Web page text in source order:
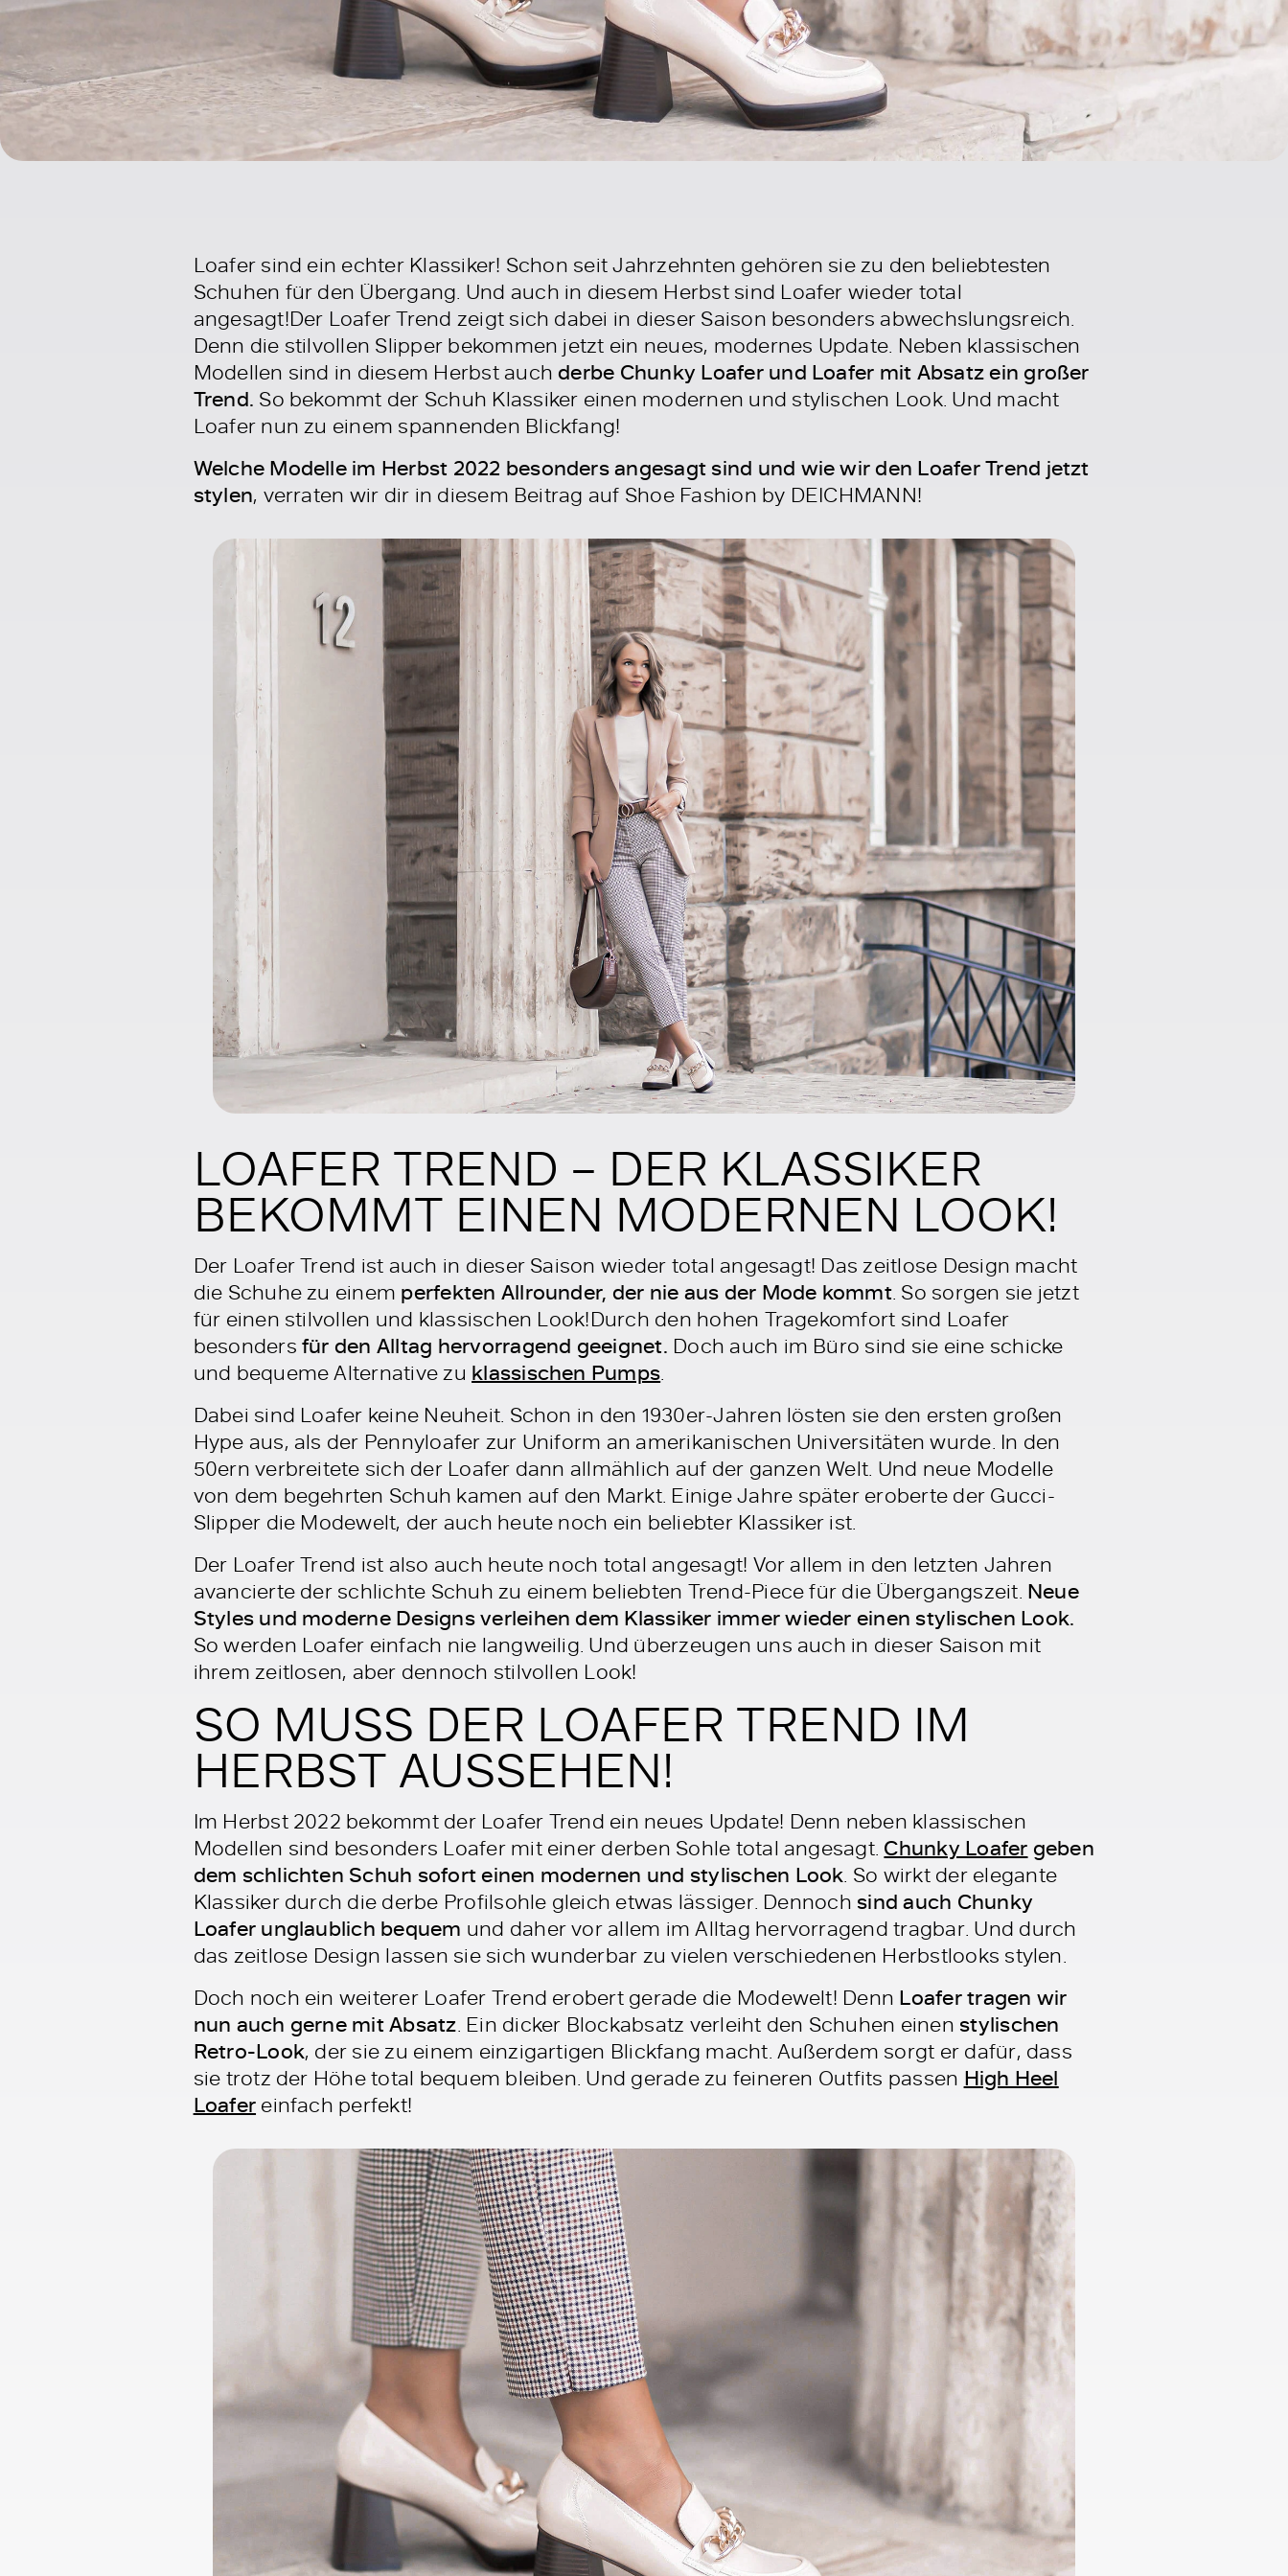
Loafer sind ein echter Klassiker! Schon seit Jahrzehnten gehören sie zu den beliebtesten
Schuhen für den Übergang. Und auch in diesem Herbst sind Loafer wieder total
angesagt!Der Loafer Trend zeigt sich dabei in dieser Saison besonders abwechslungsreich.
Denn die stilvollen Slipper bekommen jetzt ein neues, modernes Update. Neben klassischen
Modellen sind in diesem Herbst auchderbe Chunky Loafer und Loafer mit Absatz ein großer
Trend. So bekommt der Schuh Klassiker einen modernen und stylischen Look. Und macht
Loafer nun zu einem spannenden Blickfang!
Welche Modelle im Herbst 2022 besonders angesagt sind und wie wir den Loafer Trend jetzt
stylen, verraten wir dir in diesem Beitrag auf Shoe Fashion by DEICHMANN!
LOAFER TREND – DER KLASSIKER
BEKOMMT EINEN MODERNEN LOOK!
Der Loafer Trend ist auch in dieser Saison wieder total angesagt! Das zeitlose Design macht
die Schuhe zu einem perfekten Allrounder, der nie aus der Mode kommt. So sorgen sie jetzt
für einen stilvollen und klassischen Look!Durch den hohen Tragekomfort sind Loafer
besonders für den Alltag hervorragend geeignet. Doch auch im Büro sind sie eine schicke
und bequeme Alternative zu klassischen Pumps
Dabei sind Loafer keine Neuheit. Schon in den 1930er-Jahren lösten sie den ersten großen
Hype aus, als der Pennyloafer zur Uniform an amerikanischen Universitäten wurde. In den
50ern verbreitete sich der Loafer dann allmählich auf der ganzen Welt. Und neue Modelle
von dem begehrten Schuh kamen auf den Markt. Einige Jahre später eroberte der Gucci-
Slipper die Modewelt, der auch heute noch ein beliebter Klassiker ist.
Der Loafer Trend ist also auch heute noch total angesagt! Vor allem in den letzten Jahren
avancierte der schlichte Schuh zu einem beliebten Trend-Piece für die Übergangszeit. Neue
Styles und moderne Designs verleihen dem Klassiker immer wieder einen stylischen Look.
So werden Loafer einfach nie langweilig. Und überzeugen uns auch in dieser Saison mit
ihrem zeitlosen, aber dennoch stilvollen Look!
SO MUSS DER LOAFER TREND IM
HERBST AUSSEHEN!
Im Herbst 2022 bekommt der Loafer Trend ein neues Update! Denn neben klassischen
Modellen sind besonders Loafer mit einer derben Sohle total angesagt. Chunky Loafer geben
dem schlichten Schuh sofort einen modernen und stylischen Look . So wirkt der elegante
Klassiker durch die derbe Profilsohle gleich etwas lässiger. Dennoch sind auch Chunky
Loafer unglaublich bequem und daher vor allem im Alltag hervorragend tragbar. Und durch
das zeitlose Design lassen sie sich wunderbar zu vielen verschiedenen Herbstlooks stylen.
Doch noch ein weiterer Loafer Trend erobert gerade die Modewelt! Denn Loafer tragen wir
nun auch gerne mit Absatz . Ein dicker Blockabsatz verleiht den Schuhen einen stylischen
Retro-Look, der sie zu einem einzigartigen Blickfang macht. Außerdem sorgt er dafür, dass
sie trotz der Höhe total bequem bleiben. Und gerade zu feineren Outfits passen High Heel
Loafer einfach perfekt!